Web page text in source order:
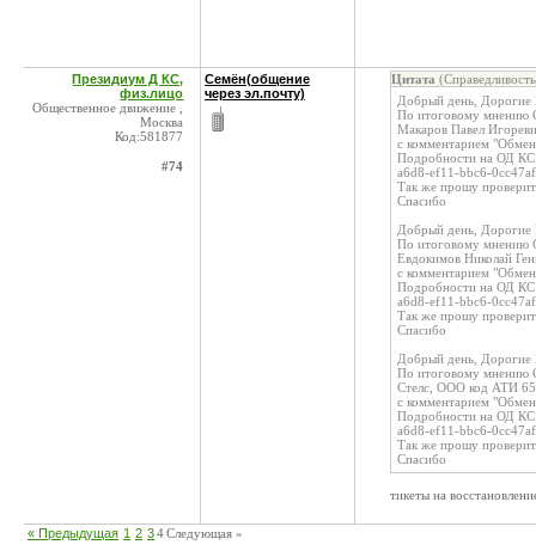
Президиум Д КС,
физ.лицо
Общественное движение ,
Москва
Код:581877
#74
Семён(общение
через эл.почту)
Цитата
Добрый день,
По итоговому мнению
Макаров Павел
с комментарием
Подробности на ОД КС
a6d8-ef11-bbc6-
Так же прошу
Спасибо
Добрый день,
По итоговому мнению
Евдокимов Николай
с комментарием
Подробности на ОД КС
a6d8-ef11-bbc6-
Так же прошу
Спасибо
Добрый день,
По итоговому мнению
Стелс, ООО код АТИ
с комментарием
Подробности на ОД КС
a6d8-ef11-bbc6-
Так же прошу
Спасибо
тикеты на
« Предыдущая 1 2 34Следующая »